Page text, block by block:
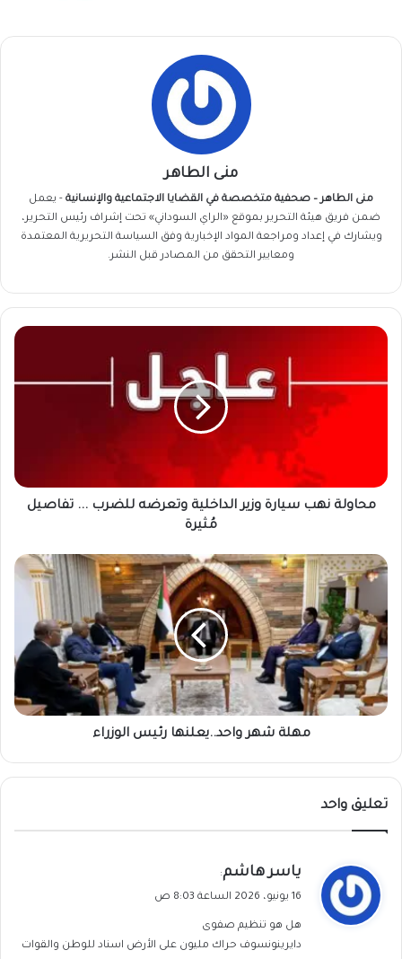
منى الطاهر
منى الطاهر – صحفية متخصصة في القضايا الاجتماعية والإنسانية - يعمل
ضمن فريق هيئة التحرير بموقع «الراي السوداني» تحت إشراف رئيس التحرير،
ويشارك في إعداد ومراجعة المواد الإخبارية وفق السياسة التحريرية المعتمدة
ومعايير التحقق من المصادر قبل النشر.
محاولة
تفاصيل
مُثيرة
محاولة نهب سيارة وزير الداخلية وتعرضه للضرب ... تفاصيل
مُثيرة
مهلة
شهر
واحد..يعلنها
رئيس
الوزراء
مهلة شهر واحد..يعلنها رئيس الوزراء
تعليق واحد
ي
ق
ل
ياسر هاشم:
16 يونيو، 2026 الساعة 8:03 ص
هل هو تنظيم صفوى
دايرينونسوف حراك مليون على الأرض اسناد للوطن والقوات